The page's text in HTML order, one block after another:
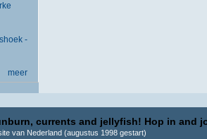
-
meer
currents and jellyfish! Hop in and
van Nederland (augustus 1998 gestart)